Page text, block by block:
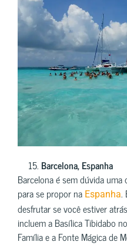
Barcelona, ​​Espanha
Barcelona é sem dúvida
para se propor na Espanha.
desfrutar se você estiver
incluem a Basílica Tibidabo
Família e a Fonte Mágica de